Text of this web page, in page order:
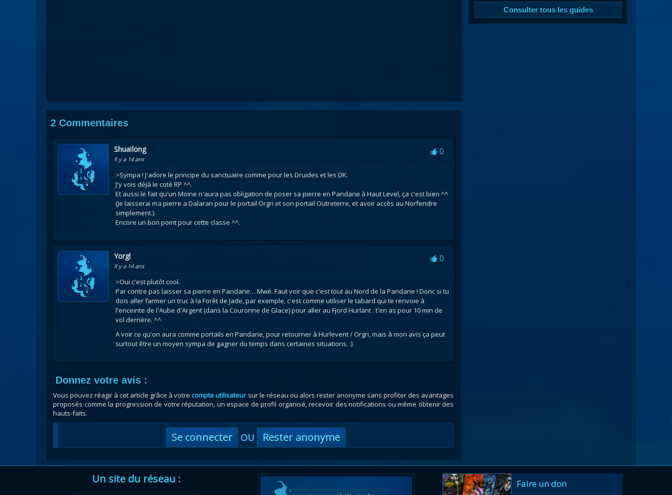
2 Commentaires
Shuaïlong
Il y a 14 ans
0
>Sympa ! J'adore le principe du sanctuaire comme pour les Druides et les DK.
J'y vois déjà le coté RP ^^.
Et aussi le fait qu'un Moine n'aura pas obligation de poser sa pierre en Pandarie à Haut Level, ça c'est bien ^^
(Je laisserai ma pierre a Dalaran pour le portail Orgri et son portail Outreterre, et avoir accès au Norfendre
simplement.).
Encore un bon point pour cette classe ^^.
Yorgl
Il y a 14 ans
0
>Oui c'est plutôt cool.
Par contre pas laisser sa pierre en Pandarie… Mwé. Faut voir que c'est tout au Nord de la Pandarie ! Donc si tu
dois aller farmer un truc à la Forêt de Jade, par exemple, c'est comme utiliser le tabard qui te renvoie à
l'enceinte de l'Aube d'Argent (dans la Couronne de Glace) pour aller au Fjord Hurlant : t'en as pour 10 min de
vol derrière. ^^
A voir ce qu'on aura comme portails en Pandarie, pour retourner à Hurlevent / Orgri, mais à mon avis ça peut
surtout être un moyen sympa de gagner du temps dans certaines situations. :)
Donnez votre avis :
Vous pouvez réagir à cet article grâce à votre compte utilisateursur le réseau ou alors rester anonyme sans profiter des avantages
proposés comme la progression de votre réputation, un espace de profil organisé, recevoir des notifications ou même obtenir des
hauts-faits.
Se connecter OU Rester anonyme
Consulter tous les guides
Un site du réseau : Faire un don